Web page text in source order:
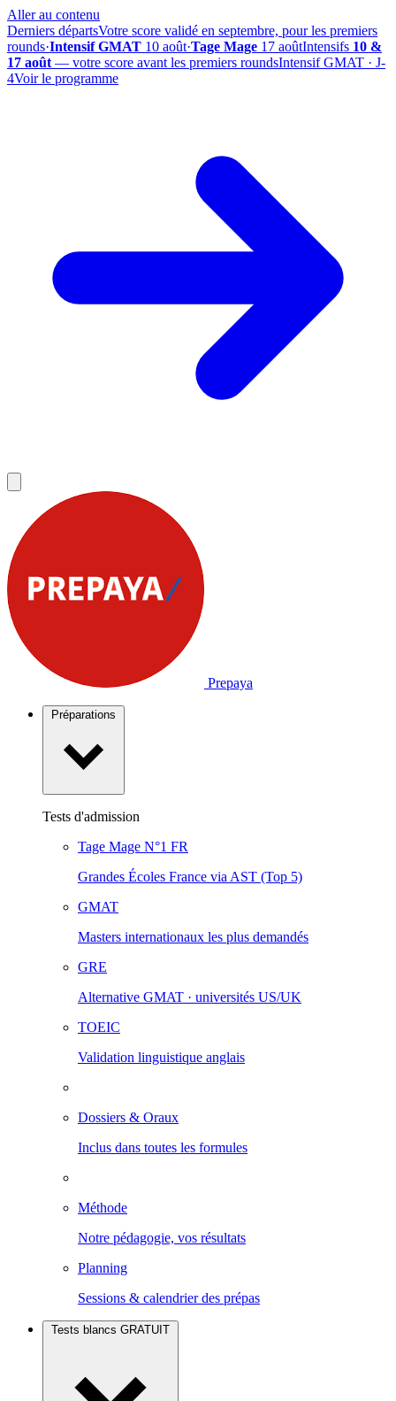
Aller au contenu
Derniers départsVotre score validé en septembre, pour les premiers
rounds·Intensif GMAT 10 août·Tage Mage 17 aoûtIntensifs 10 &
17 août — votre score avant les premiers roundsIntensif GMAT · J-
4Voir le programme
Prepaya
Tests d'admission
Tage Mage N°1 FR
Grandes Écoles France via AST (Top 5)
GMAT
Masters internationaux les plus demandés
GRE
Alternative GMAT · universités US/UK
TOEIC
Validation linguistique anglais
Dossiers & Oraux
Inclus dans toutes les formules
Méthode
Notre pédagogie, vos résultats
Planning
Sessions & calendrier des prépas
Tests blancs GRATUIT